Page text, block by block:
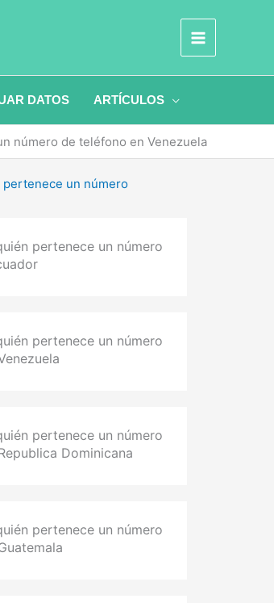
DATOS ARTÍCULOS
número de teléfono en Venezuela
pertenece un número
pertenece un número
pertenece un número
pertenece un número
Dominicana
pertenece un número